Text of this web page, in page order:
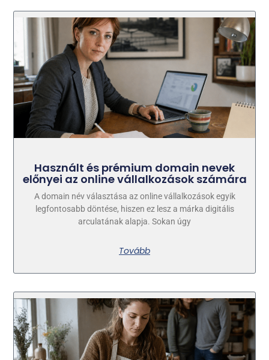
Használt és prémium domain nevek
előnyei az online vállalkozások számára
A domain név választása az online vállalkozások egyik
legfontosabb döntése, hiszen ez lesz a márka digitális
arculatának alapja. Sokan úgy
Tovább